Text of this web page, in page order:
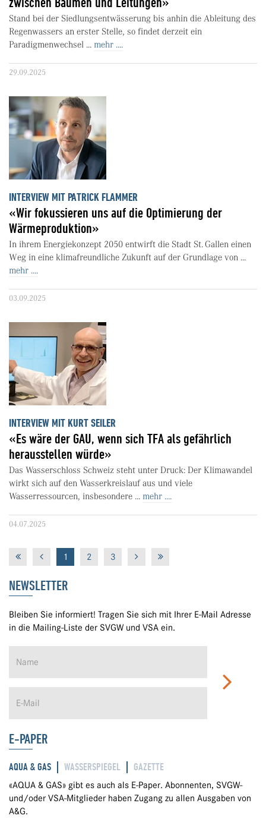
Stand bei der Siedlungsentwässerung bis anhin die Ableitung des
Regenwassers an erster Stelle, so findet derzeit ein
Paradigmenwechsel ... mehr ....
29.09.2025
INTERVIEW MIT PATRICK FLAMMER
«Wir fokussieren uns auf die Optimierung der
Wärmeproduktion»
In ihrem Energiekonzept 2050 entwirft die Stadt St. Gallen einen
Weg in eine klimafreundliche Zukunft auf der Grundlage von ...
mehr ....
03.09.2025
INTERVIEW MIT KURT SEILER
«Es wäre der GAU, wenn sich TFA als gefährlich
herausstellen würde»
Das Wasserschloss Schweiz steht unter Druck: Der Klimawandel
wirkt sich auf den Wasserkreislauf aus und viele
Wasserressourcen, insbesondere ... mehr ....
04.07.2025
1 2 3
NEWSLETTER
Bleiben Sie informiert! Tragen Sie sich mit Ihrer E-Mail Adresse
in die Mailing-Liste der SVGW und VSA ein.
E-PAPER
AQUA & GAS WASSERSPIEGEL GAZETTE
«AQUA & GAS» gibt es auch als E-Paper. Abonnenten, SVGW-
und/oder VSA-Mitglieder haben Zugang zu allen Ausgaben von
A&G.